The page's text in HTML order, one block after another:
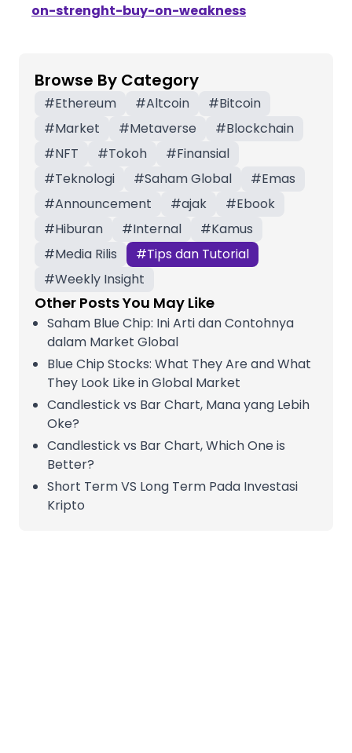
on-strenght-buy-on-weakness
Browse By Category
#Ethereum #Altcoin #Bitcoin
#Market #Metaverse #Blockchain
#NFT #Tokoh #Finansial
#Teknologi #Saham Global #Emas
#Announcement #ajak #Ebook
#Hiburan #Internal #Kamus
#Media Rilis #Tips dan Tutorial
#Weekly Insight
Other Posts You May Like
Saham Blue Chip: Ini Arti dan Contohnya
dalam Market Global
Blue Chip Stocks: What They Are and What
They Look Like in Global Market
Candlestick vs Bar Chart, Mana yang Lebih
Oke?
Candlestick vs Bar Chart, Which One is
Better?
Short Term VS Long Term Pada Investasi
Kripto